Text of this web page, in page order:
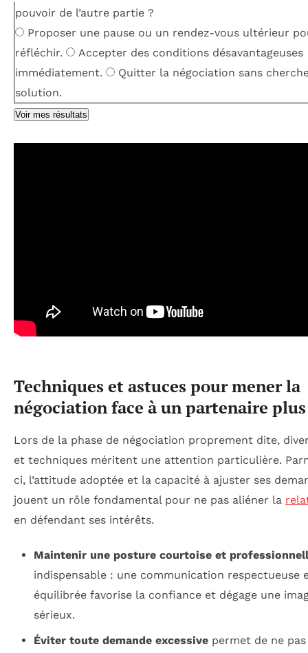
pouvoir de l’autre partie ?
Proposer une pause ou un rendez-vous ultérieur
réfléchir.
Accepter des conditions désavantageuses
immédiatement.
Quitter la négociation sans
solution.
Voir mes résultats
Techniques et astuces pour mener la
négociation face à un partenaire
Lors de la phase de négociation proprement dite,
et techniques méritent une attention particulière.
ci, l’attitude adoptée et la capacité à ajuster ses
jouent un rôle fondamental pour ne pas aliéner la
en défendant ses intérêts.
Maintenir une posture courtoise et
indispensable : une communication respectueuse
équilibrée favorise la confiance et dégage une
sérieux.
Éviter toute demande excessivepermet de ne